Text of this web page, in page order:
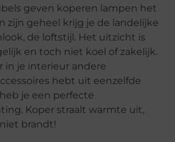
geven koperen lampen het
zijn geheel krijg je de landelijke
de loftstijl. Het uitzicht is
en toch niet koel of zakelijk.
in je interieur andere
hebt uit eenzelfde
je een perfecte
Koper straalt warmte uit,
brandt!